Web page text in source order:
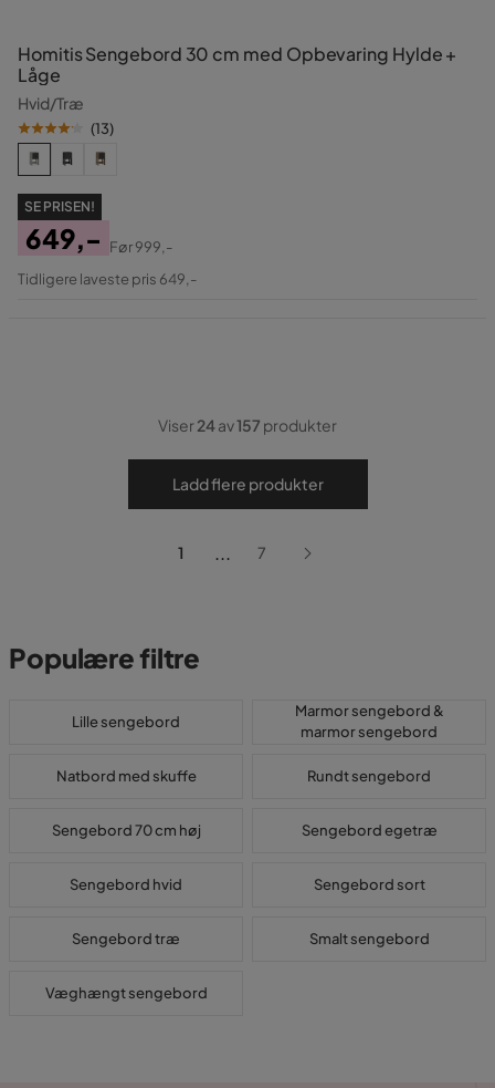
Homitis Sengebord 30 cm med Opbevaring Hylde +
Låge
Hvid/Træ
(13)
SE PRISEN!
Pris
649,-
Original
Før999,-
Tidligere laveste pris 649,-
Viser24av157 produkter
Ladd flere produkter
1 ... 7
Populære filtre
Lille sengebord
Marmor sengebord &
marmor sengebord
Natbord med skuffe Rundt sengebord
Sengebord 70 cm høj Sengebord egetræ
Sengebord hvid Sengebord sort
Sengebord træ Smalt sengebord
Væghængt sengebord